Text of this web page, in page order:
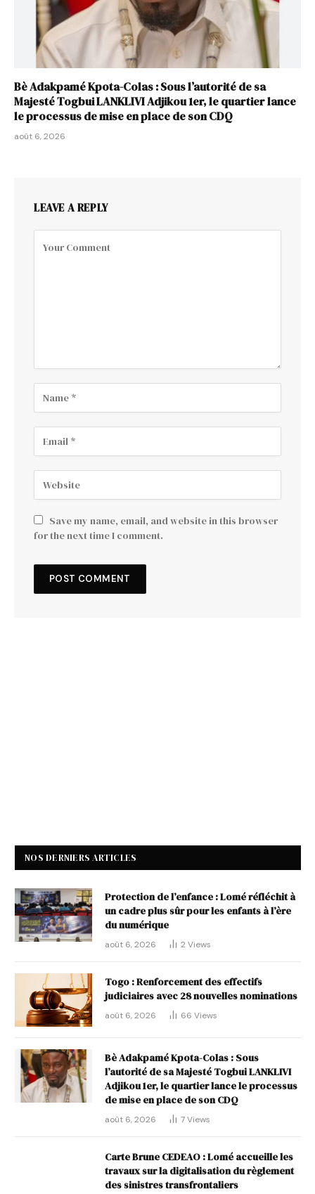
Bè Adakpamé Kpota-Colas : Sous l’autorité de sa
Majesté Togbui LANKLIVI Adjikou 1er, le quartier lance
le processus de mise en place de son CDQ
août 6, 2026
LEAVE A REPLY
Save my name, email, and website in this browser
for the next time I comment.
NOS DERNIERS ARTICLES
Protection de l’enfance : Lomé réfléchit à
un cadre plus sûr pour les enfants à l’ère
du numérique
août 6, 2026 2 Views
Togo : Renforcement des effectifs
judiciaires avec 28 nouvelles nominations
août 6, 2026 66 Views
Bè Adakpamé Kpota-Colas : Sous
l’autorité de sa Majesté Togbui LANKLIVI
Adjikou 1er, le quartier lance le processus
de mise en place de son CDQ
août 6, 2026 7Views
Carte Brune CEDEAO : Lomé accueille les
travaux sur la digitalisation du règlement
des sinistres transfrontaliers